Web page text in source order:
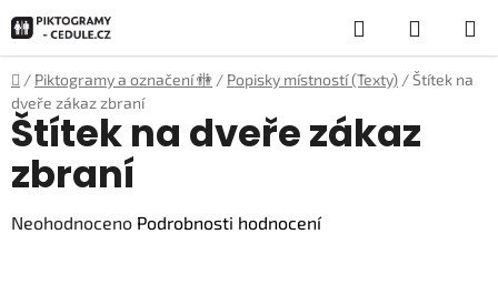
na
obsah
Hledat
KOŠÍK
Domů
/ Piktogramy a označení 🚻 / Popisky místností (Texty) /Štítek na
dveře zákaz zbraní
Štítek na dveře zákaz
zbraní
Průměrné
Neohodnoceno Podrobnosti hodnocení